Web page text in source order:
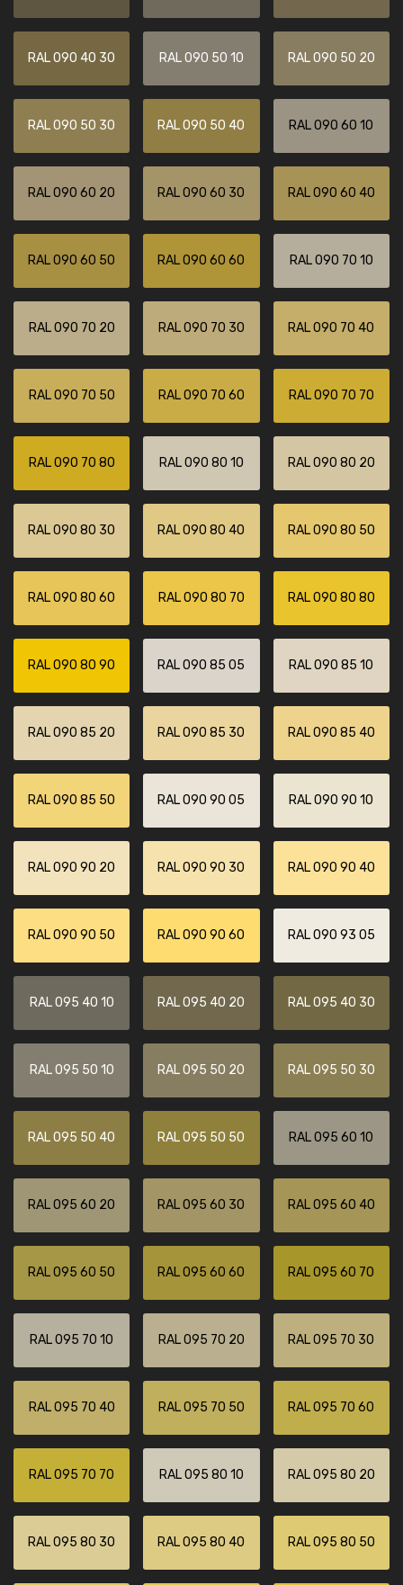
RAL 090 40 30 RAL 090 50 10 RAL 090 50 20
RAL 090 50 30 RAL 090 50 40 RAL 090 60 10
RAL 090 60 20 RAL 090 60 30 RAL 090 60 40
RAL 090 60 50 RAL 090 60 60 RAL 090 70 10
RAL 090 70 20 RAL 090 70 30 RAL 090 70 40
RAL 090 70 50 RAL 090 70 60 RAL 090 70 70
RAL 090 70 80 RAL 090 80 10 RAL 090 80 20
RAL 090 80 30 RAL 090 80 40 RAL 090 80 50
RAL 090 80 60 RAL 090 80 70 RAL 090 80 80
RAL 090 80 90 RAL 090 85 05 RAL 090 85 10
RAL 090 85 20 RAL 090 85 30 RAL 090 85 40
RAL 090 85 50 RAL 090 90 05 RAL 090 90 10
RAL 090 90 20 RAL 090 90 30 RAL 090 90 40
RAL 090 90 50 RAL 090 90 60 RAL 090 93 05
RAL 095 40 10 RAL 095 40 20 RAL 095 40 30
RAL 095 50 10 RAL 095 50 20 RAL 095 50 30
RAL 095 50 40 RAL 095 50 50 RAL 095 60 10
RAL 095 60 20 RAL 095 60 30 RAL 095 60 40
RAL 095 60 50 RAL 095 60 60 RAL 095 60 70
RAL 095 70 10 RAL 095 70 20 RAL 095 70 30
RAL 095 70 40 RAL 095 70 50 RAL 095 70 60
RAL 095 70 70 RAL 095 80 10 RAL 095 80 20
RAL 095 80 30 RAL 095 80 40 RAL 095 80 50